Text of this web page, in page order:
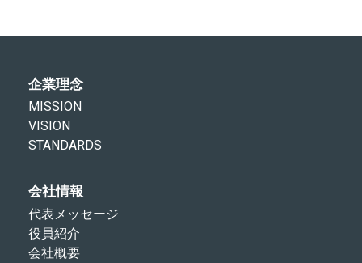
企業理念
MISSION
VISION
STANDARDS
会社情報
代表メッセージ
役員紹介
会社概要